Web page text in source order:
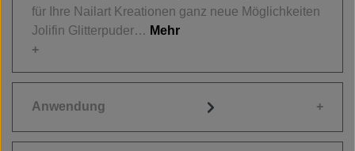
für Ihre Nailart Kreationen ganz neue Möglichkeiten
Jolifin Glitterpuder… Mehr
Anwendung